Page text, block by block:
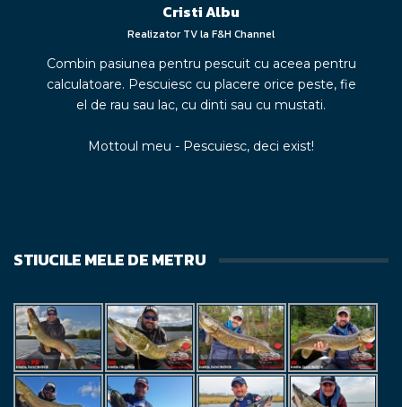
Cristi Albu
Realizator TV la F&H Channel
Combin pasiunea pentru pescuit cu aceea pentru
calculatoare. Pescuiesc cu placere orice peste, fie
el de rau sau lac, cu dinti sau cu mustati.
Mottoul meu - Pescuiesc, deci exist!
STIUCILE MELE DE METRU